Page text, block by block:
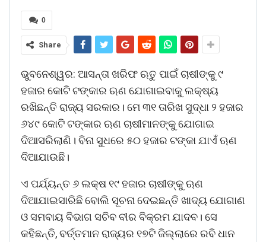
0
Share
ଭୁବନେଶ୍ୱର: ଆସନ୍ତା ଖରିଫ ଋତୁ ପାଇଁ ଚାଷୀଙ୍କୁ ୯
ହଜାର କୋଟି ଟଙ୍କାର ଋଣ ଯୋଗାଇବାକୁ ଲକ୍ଷ୍ୟ
ରଖିଛନ୍ତି ରାଜ୍ୟ ସରକାର। ମେ ୩୧ ତାରିଖ ସୁଦ୍ଧା ୨ ହଜାର
୬୪୯ କୋଟି ଟଙ୍କାର ଋଣ ଚାଷୀମାନଙ୍କୁ ଯୋଗାଇ
ଦିଆସରିଲାଣି। ବିନା ସୁଧରେ ୫୦ ହଜାର ଟଙ୍କା ଯାଏଁ ଋଣ
ଦିଆଯାଉଛି।
ଏ ପର୍ଯ୍ୟନ୍ତ ୬ ଲକ୍ଷ ୧୯ ହଜାର ଚାଷୀଙ୍କୁ ଋଣ
ଦିଆଯାଇସାରିଛି ବୋଲି ସୂଚନା ଦେଇଛନ୍ତି ଖାଦ୍ୟ ଯୋଗାଣ
ଓ ସମବାୟ ବିଭାଗ ସଚିବ ବୀର ବିକ୍ରମ ଯାଦବ। ସେ
କହିଛନ୍ତି, ବର୍ତ୍ତମାନ ରାଜ୍ୟର ୧୭ଟି ଜିଲ୍ଲାରେ ରବି ଧାନ